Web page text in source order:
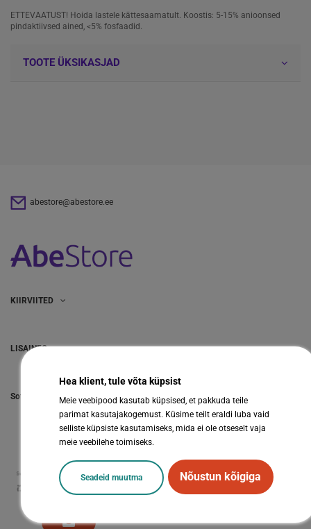
ETTEVAATUST! Hoida lastele kättesaamatult. Koostis: 5-15% anioonsed
pindaktiivsed ained, <5% fosfaadid.
TOOTE ÜKSIKASJAD
abestore@abestore.ee
KIIRVIITED
LISAINFO
Hea klient, tule võta küpsist
Meie veebipood kasutab küpsised, et pakkuda teile
parimat kasutajakogemust. Küsime teilt eraldi luba vaid
selliste küpsiste kasutamiseks, mida ei ole otseselt vaja
meie veebilehe toimiseks.
Seadeid muutma Nõustun kõigiga
Sotsiaalmeedia